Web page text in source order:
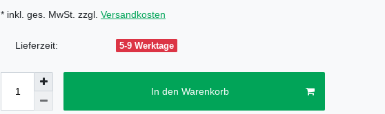
* inkl. ges. MwSt. zzgl. Versandkosten
Lieferzeit: 5-9 Werktage
In den Warenkorb